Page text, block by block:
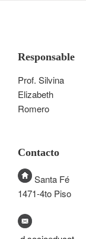
Responsable
Prof. Silvina
Elizabeth
Romero
Contacto
Santa Fé
1471-4to Piso